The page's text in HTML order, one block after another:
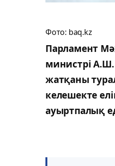
Фото: baq.kz
Парламент
министрі А.Ш.
жатқаны
келешекте
ауыртпалық